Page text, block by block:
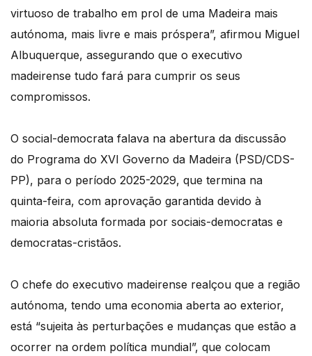
virtuoso de trabalho em prol de uma Madeira mais
autónoma, mais livre e mais próspera”, afirmou Miguel
Albuquerque, assegurando que o executivo
madeirense tudo fará para cumprir os seus
compromissos.
O social-democrata falava na abertura da discussão
do Programa do XVI Governo da Madeira (PSD/CDS-
PP), para o período 2025-2029, que termina na
quinta-feira, com aprovação garantida devido à
maioria absoluta formada por sociais-democratas e
democratas-cristãos.
O chefe do executivo madeirense realçou que a região
autónoma, tendo uma economia aberta ao exterior,
está “sujeita às perturbações e mudanças que estão a
ocorrer na ordem política mundial”, que colocam